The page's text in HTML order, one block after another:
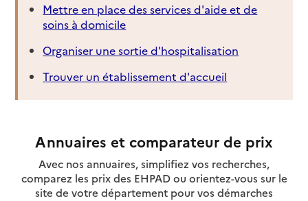
Mettre en place des services d'aide et de
soins à domicile
Organiser une sortie d'hospitalisation
Trouver un établissement d'accueil
Annuaires et comparateur de prix
Avec nos annuaires, simplifiez vos recherches,
comparez les prix des EHPAD ou orientez-vous sur le
site de votre département pour vos démarches